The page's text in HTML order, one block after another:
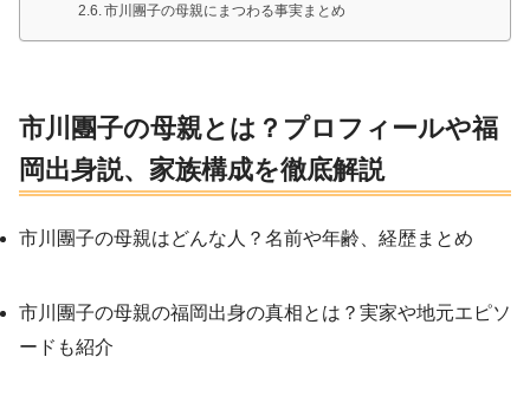
市川團子の母親にまつわる事実まとめ
市川團子の母親とは？プロフィールや福
岡出身説、家族構成を徹底解説
市川團子の母親はどんな人？名前や年齢、経歴まとめ
市川團子の母親の福岡出身の真相とは？実家や地元エピソ
ードも紹介